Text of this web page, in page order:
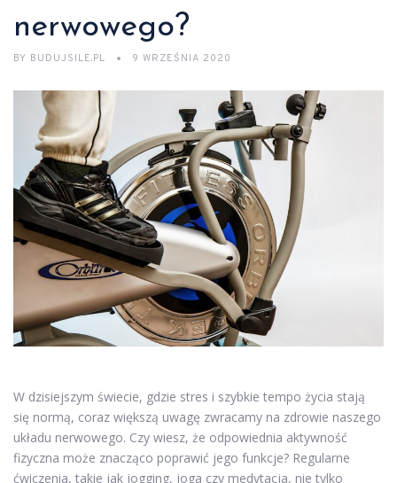
nerwowego?
BY BUDUJSILE.PL 9 WRZEŚNIA 2020
W dzisiejszym świecie, gdzie stres i szybkie tempo życia stają
się normą, coraz większą uwagę zwracamy na zdrowie naszego
układu nerwowego. Czy wiesz, że odpowiednia aktywność
fizyczna może znacząco poprawić jego funkcje? Regularne
ćwiczenia, takie jak jogging, joga czy medytacja, nie tylko